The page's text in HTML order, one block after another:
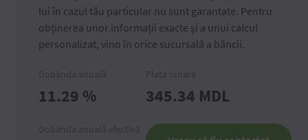
lui în cazul tău particular nu sunt garantate. Pentru
obținerea unor informații exacte și a unui calcul
personalizat, vino în orice sucursală a băncii.
11.29 % 345.34 MDL